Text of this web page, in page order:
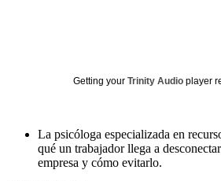
Getting your Trinity Audio player
La psicóloga especializada en
qué un trabajador llega a
empresa y cómo evitarlo.